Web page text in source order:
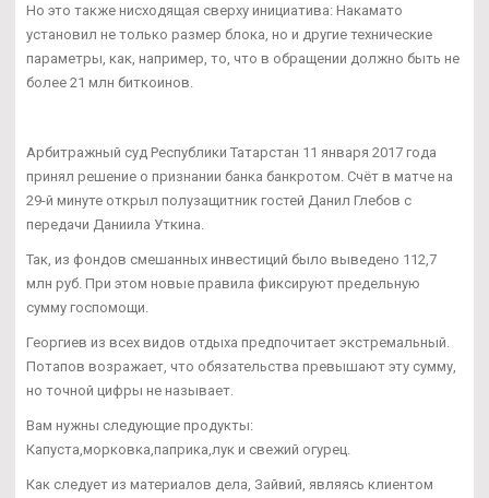
Но это также нисходящая сверху инициатива: Накамато
установил не только размер блока, но и другие технические
параметры, как, например, то, что в обращении должно быть не
более 21 млн биткоинов.
Арбитражный суд Республики Татарстан 11 января 2017 года
принял решение о признании банка банкротом. Счёт в матче на
29-й минуте открыл полузащитник гостей Данил Глебов с
передачи Даниила Уткина.
Так, из фондов смешанных инвестиций было выведено 112,7
млн руб. При этом новые правила фиксируют предельную
сумму госпомощи.
Георгиев из всех видов отдыха предпочитает экстремальный.
Потапов возражает, что обязательства превышают эту сумму,
но точной цифры не называет.
Вам нужны следующие продукты:
Капуста,морковка,паприка,лук и свежий огурец.
Как следует из материалов дела, Зайвий, являясь клиентом